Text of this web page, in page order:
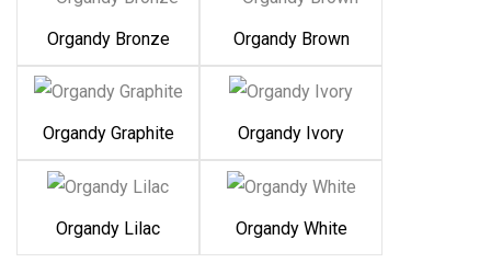
Organdy Bronze Organdy Brown
Organdy Graphite Organdy Ivory
Organdy Lilac Organdy White